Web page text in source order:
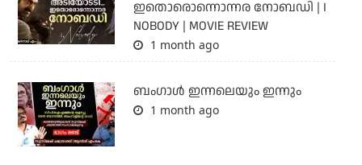
ഇതൊരൊന്നൊന്നര നോബഡി | I
NOBODY | MOVIE REVIEW
1 month ago
ബംഗാള്‍ ഇന്നലെയും ഇന്നും
1 month ago